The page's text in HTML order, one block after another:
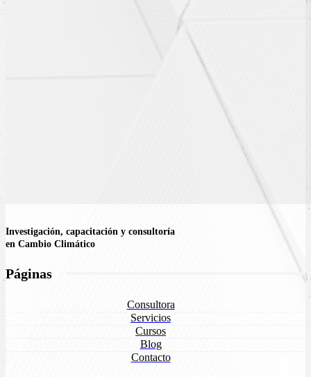
Investigación, capacitación y consultoría
en Cambio Climático
Páginas
Consultora
Servicios
Cursos
Blog
Contacto